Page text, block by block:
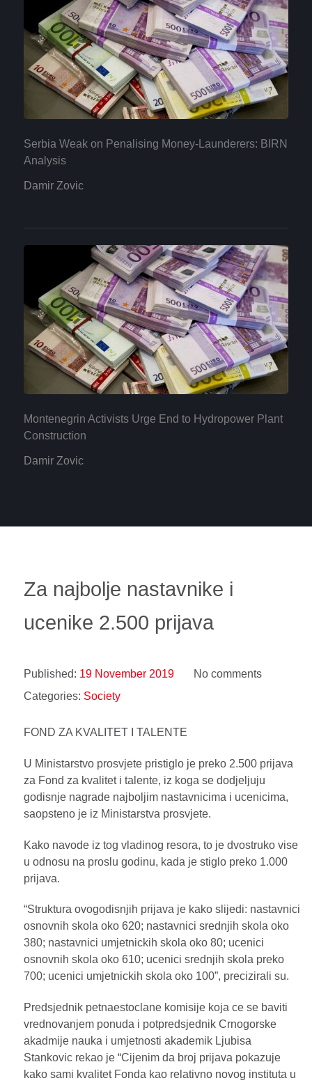
Serbia Weak on Penalising Money-Launderers: BIRN
Analysis
Damir Zovic
Montenegrin Activists Urge End to Hydropower Plant
Construction
Damir Zovic
Za najbolje nastavnike i
ucenike 2.500 prijava
Published: 19 November 2019
No comments
Categories: Society
FOND ZA KVALITET I TALENTE
U Ministarstvo prosvjete pristiglo je preko 2.500 prijava
za Fond za kvalitet i talente, iz koga se dodjeljuju
godisnje nagrade najboljim nastavnicima i ucenicima,
saopsteno je iz Ministarstva prosvjete.
Kako navode iz tog vladinog resora, to je dvostruko vise
u odnosu na proslu godinu, kada je stiglo preko 1.000
prijava.
“Struktura ovogodisnjih prijava je kako slijedi: nastavnici
osnovnih skola oko 620; nastavnici srednjih skola oko
380; nastavnici umjetnickih skola oko 80; ucenici
osnovnih skola oko 610; ucenici srednjih skola preko
700; ucenici umjetnickih skola oko 100”, precizirali su.
Predsjednik petnaestoclane komisije koja ce se baviti
vrednovanjem ponuda i potpredsjednik Crnogorske
akadmije nauka i umjetnosti akademik Ljubisa
Stankovic rekao je “Cijenim da broj prijava pokazuje
kako sami kvalitet Fonda kao relativno novog instituta u